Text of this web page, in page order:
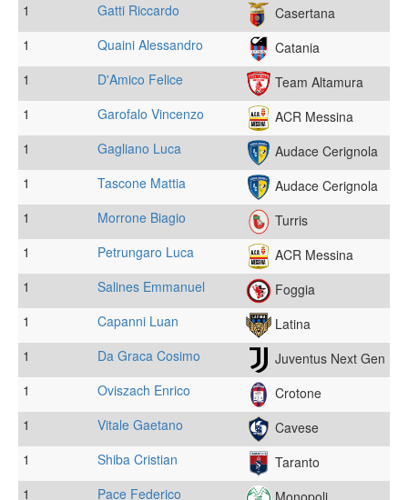
1
Gatti Riccardo
Casertana
1
Quaini Alessandro
Catania
1
D'Amico Felice
Team Altamura
1
Garofalo Vincenzo
ACR Messina
1
Gagliano Luca
Audace Cerignola
1
Tascone Mattia
Audace Cerignola
1
Morrone Biagio
Turris
1
Petrungaro Luca
ACR Messina
1
Salines Emmanuel
Foggia
1
Capanni Luan
Latina
1
Da Graca Cosimo
Juventus Next Gen
1
Oviszach Enrico
Crotone
1
Vitale Gaetano
Cavese
1
Shiba Cristian
Taranto
1
Pace Federico
Monopoli